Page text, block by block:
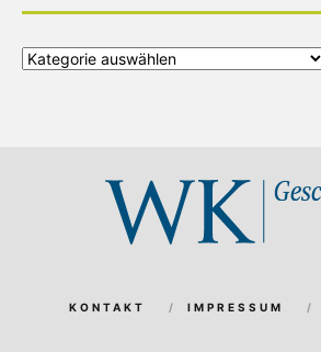
Alle
KONTAKT IMPRESSUM